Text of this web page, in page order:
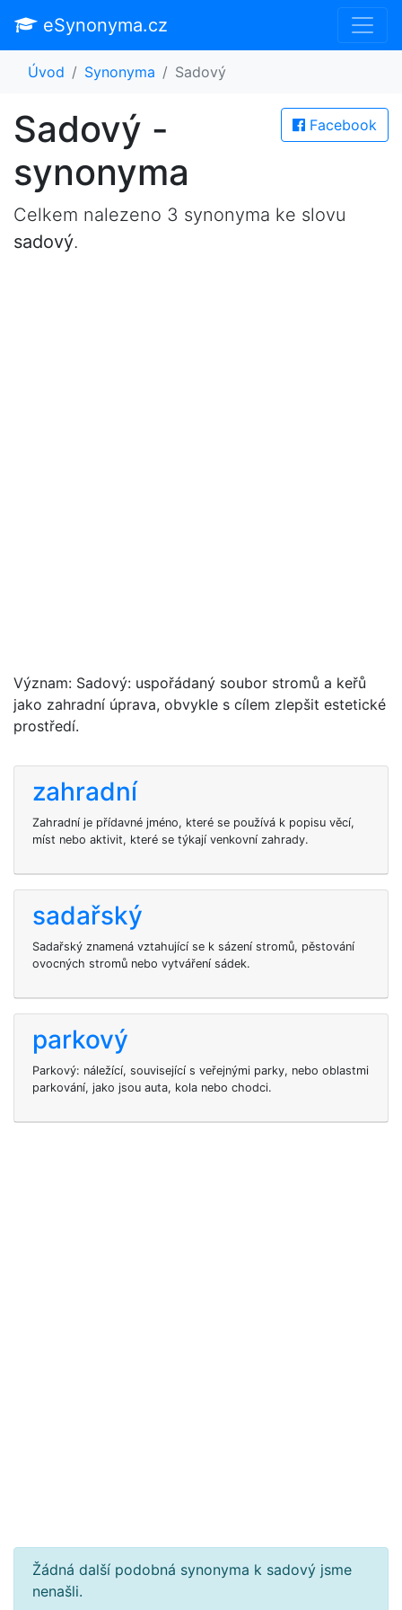
eSynonyma.cz
Úvod Synonyma Sadový
Facebook
Sadový -
synonyma
Celkem nalezeno 3 synonyma ke slovu
sadový.
Význam: Sadový: uspořádaný soubor stromů a keřů
jako zahradní úprava, obvykle s cílem zlepšit estetické
prostředí.
zahradní
Zahradní je přídavné jméno, které se používá k popisu věcí,
míst nebo aktivit, které se týkají venkovní zahrady.
sadařský
Sadařský znamená vztahující se k sázení stromů, pěstování
ovocných stromů nebo vytváření sádek.
parkový
Parkový: náležící, související s veřejnými parky, nebo oblastmi
parkování, jako jsou auta, kola nebo chodci.
Žádná další podobná synonyma k sadový jsme
nenašli.